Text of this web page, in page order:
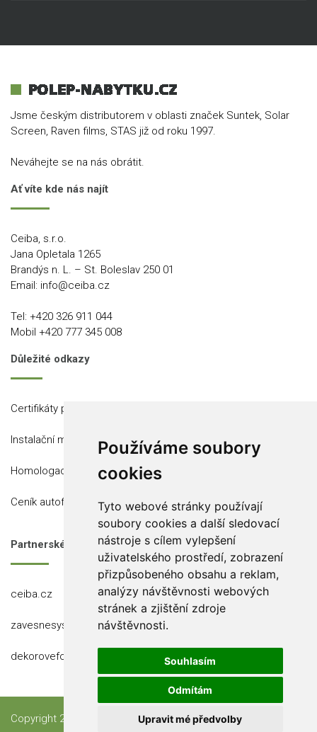
Používáme soubory
cookies
Tyto webové stránky používají
soubory cookies a další sledovací
nástroje s cílem vylepšení
uživatelského prostředí, zobrazení
přizpůsobeného obsahu a reklam,
analýzy návštěvnosti webových
stránek a zjištění zdroje
návštěvnosti.
Souhlasím
Odmítám
Upravit mé předvolby
Jsme českým distributorem v oblasti značek Suntek, Solar
Screen, Raven films, STAS již od roku 1997.
Neváhejte se na nás obrátit.
Ať víte kde nás najít
Ceiba, s.r.o.
Jana Opletala 1265
Brandýs n. L. – St. Boleslav 250 01
Email: info@ceiba.cz
Tel: +420 326 911 044
Mobil +420 777 345 008
Důležité odkazy
Certifikáty produktů
Instalační místa
Homologace
Ceník autofólií
Partnerské stránky
ceiba.cz
zavesnesystemy.cz
dekorovefolie.cz
Copyright 2023 Ceiba, s.r.o.